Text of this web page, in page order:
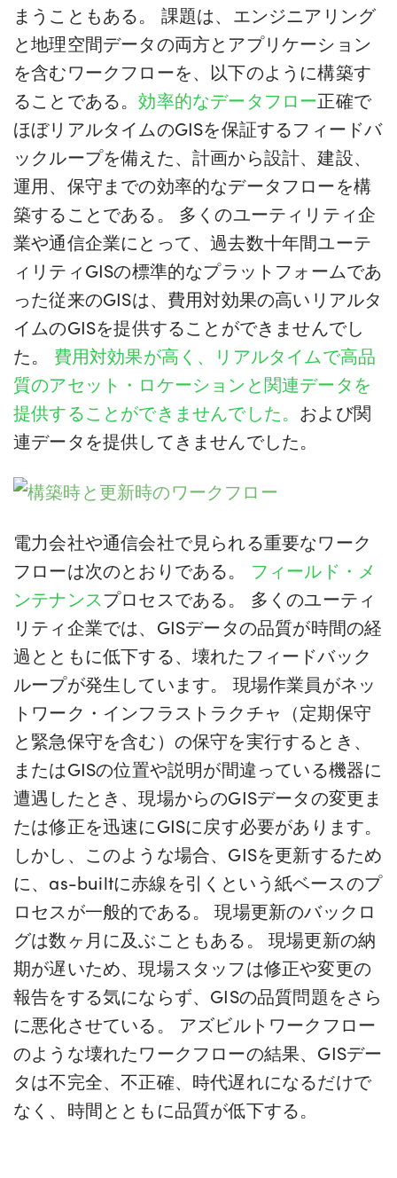
まうこともある。 課題は、エンジニアリング
と地理空間データの両方とアプリケーション
を含むワークフローを、以下のように構築す
ることである。効率的なデータフロー正確で
ほぼリアルタイムのGISを保証するフィードバ
ックループを備えた、計画から設計、建設、
運用、保守までの効率的なデータフローを構
築することである。 多くのユーティリティ企
業や通信企業にとって、過去数十年間ユーテ
ィリティGISの標準的なプラットフォームであ
った従来のGISは、費用対効果の高いリアルタ
イムのGISを提供することができませんでし
た。 費用対効果が高く、リアルタイムで高品
質のアセット・ロケーションと関連データを
提供することができませんでした。 および関
連データを提供してきませんでした。
電力会社や通信会社で見られる重要なワーク
フローは次のとおりである。 フィールド・メ
ンテナンスプロセスである。 多くのユーティ
リティ企業では、GISデータの品質が時間の経
過とともに低下する、壊れたフィードバック
ループが発生しています。 現場作業員がネッ
トワーク・インフラストラクチャ（定期保守
と緊急保守を含む）の保守を実行するとき、
またはGISの位置や説明が間違っている機器に
遭遇したとき、現場からのGISデータの変更ま
たは修正を迅速にGISに戻す必要があります。
しかし、このような場合、GISを更新するため
に、as-builtに赤線を引くという紙ベースのプ
ロセスが一般的である。 現場更新のバックロ
グは数ヶ月に及ぶこともある。 現場更新の納
期が遅いため、現場スタッフは修正や変更の
報告をする気にならず、GISの品質問題をさら
に悪化させている。 アズビルトワークフロー
のような壊れたワークフローの結果、GISデー
タは不完全、不正確、時代遅れになるだけで
なく、時間とともに品質が低下する。